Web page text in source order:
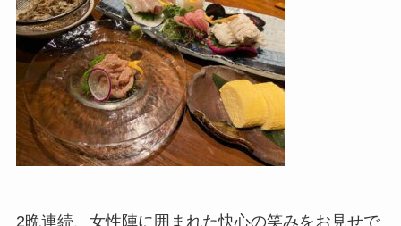
2晩連続、女性陣に囲まれた快心の笑みをお見せで